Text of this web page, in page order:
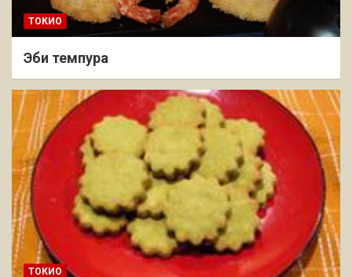
ТОКИО
Эби темпура
ТОКИО